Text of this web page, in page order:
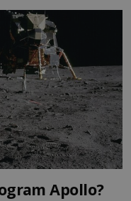
s posádkou
Apollo?